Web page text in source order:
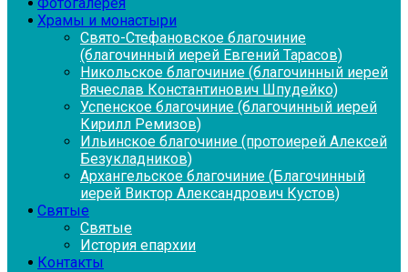
Храмы и монастыри
Свято-Стефановское благочиние
(благочинный иерей Евгений Тарасов)
Никольское благочиние (благочинный иерей
Вячеслав Константинович Шпудейко)
Успенское благочиние (благочинный иерей
Кирилл Ремизов)
Ильинское благочиние (протоиерей Алексей
Безукладников)
Архангельское благочиние (Благочинный
иерей Виктор Александрович Кустов)
Святые
Святые
История епархии
Контакты